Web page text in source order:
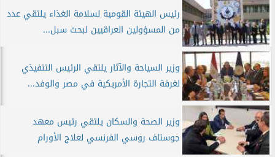
رئيس الهيئة القومية لسلامة الغذاء يلتقي عدد
من المسؤولين العراقيين لبحث سبل...
وزير السياحة والآثار يلتقي الرئيس التنفيذي
لغرفة التجارة الأمريكية في مصر والوفد...
وزير الصحة والسكان يلتقي رئيس معهد
جوستاف روسي الفرنسي لعلاج الأورام